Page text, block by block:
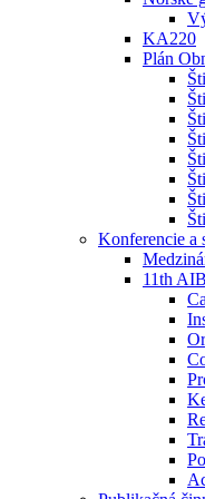
KA220
Plán
Konferencie a
11th